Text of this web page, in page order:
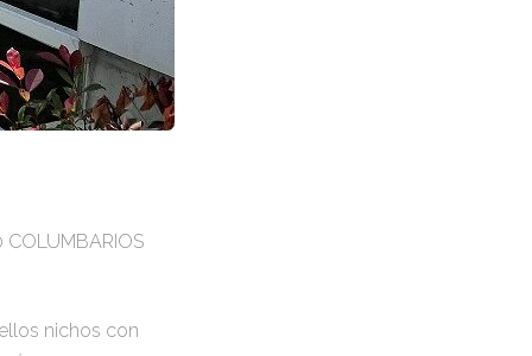
COLUMBARIOS
nichos con